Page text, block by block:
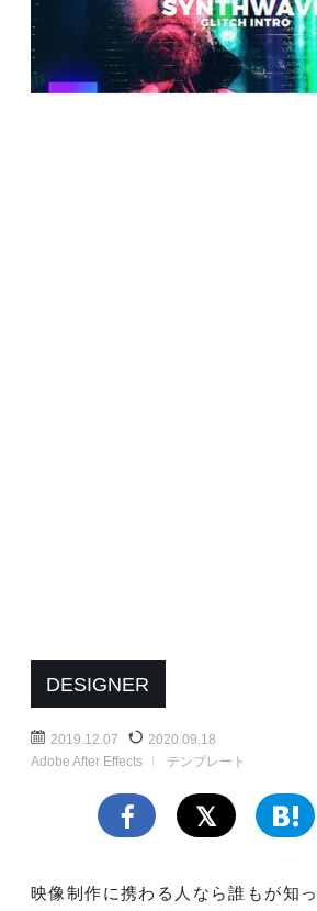
DESIGNER
2019.12.07
2020.09.18
Adobe After Effects
テンプレート
映像制作に携わる人なら誰もが知